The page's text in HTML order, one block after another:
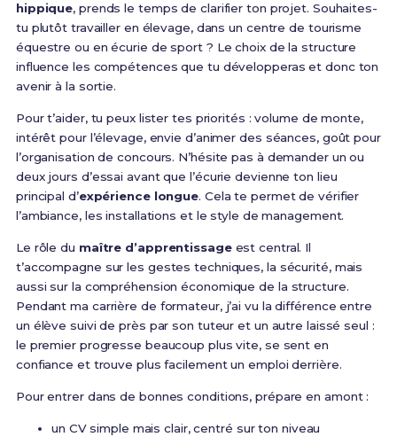
hippique, prends le temps de clarifier ton projet. Souhaites-
tu plutôt travailler en élevage, dans un centre de tourisme
équestre ou en écurie de sport ? Le choix de la structure
influence les compétences que tu développeras et donc ton
avenir à la sortie.
Pour t’aider, tu peux lister tes priorités : volume de monte,
intérêt pour l’élevage, envie d’animer des séances, goût pour
l’organisation de concours. N’hésite pas à demander un ou
deux jours d’essai avant que l’écurie devienne ton lieu
principal d’expérience longue. Cela te permet de vérifier
l’ambiance, les installations et le style de management.
Le rôle du maître d’apprentissageest central. Il
t’accompagne sur les gestes techniques, la sécurité, mais
aussi sur la compréhension économique de la structure.
Pendant ma carrière de formateur, j’ai vu la différence entre
un élève suivi de près par son tuteur et un autre laissé seul :
le premier progresse beaucoup plus vite, se sent en
confiance et trouve plus facilement un emploi derrière.
Pour entrer dans de bonnes conditions, prépare en amont :
un CV simple mais clair, centré sur ton niveau